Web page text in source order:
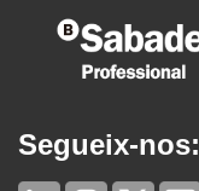
Segueix-nos: